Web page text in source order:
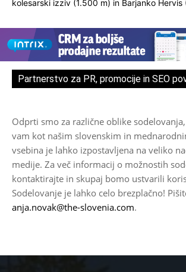
kolesarski izziv (1.500 m) in Barjanko Hervis
Partnerstvo za PR, promocije in SEO
Odprti smo za različne oblike
vam kot našim slovenskim in
vsebina je lahko izpostavljena na veliko
medije. Za več informacij o možnostih
kontaktirajte in skupaj bomo ustvarili
Sodelovanje je lahko celo brezplačno!
anja.novak@the-slovenia.com.